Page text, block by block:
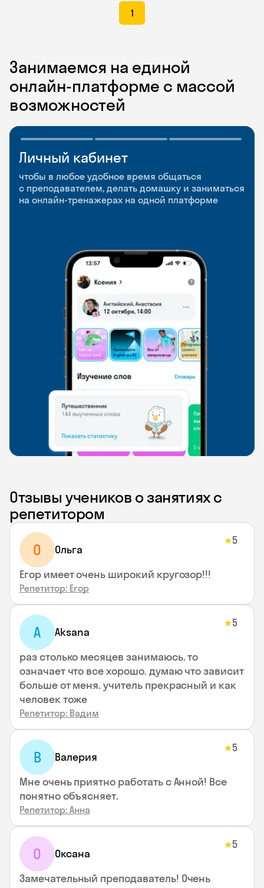
1
Занимаемся на единой
онлайн-платформе с массой
возможностей
Личный кабинет
чтобы в любое удобное время общаться
с преподавателем, делать домашку и заниматься
на онлайн-тренажерах на одной платформе
Мобильное
приложение
чтобы заниматься и изучать новые слова где
и когда удобно
Разговорные клубы
и Talks
Групповые занятия для разговорной практики
и индивидуальные встречи с преподавателями
Отзывы учеников о занятиях с
репетитором
О Ольга
★5
Егор имеет очень широкий кругозор!!!
Репетитор: Егор
A Aksana
★5
раз столько месяцев занимаюсь. то
означает что все хорошо. думаю что зависит
больше от меня. учитель прекрасный и как
человек тоже
Репетитор: Вадим
В Валерия
★5
Мне очень приятно работать с Анной! Все
понятно объясняет.
Репетитор: Анна
О Оксана
★5
Замечательный преподаватель! Очень